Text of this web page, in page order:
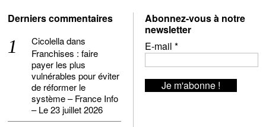
Derniers commentaires
Cicolelladans
Franchises : faire
payer les plus
vulnérables pour éviter
de réformer le
système – France Info
– Le 23 juillet 2026
Abonnez-vous à notre
newsletter
E-mail *